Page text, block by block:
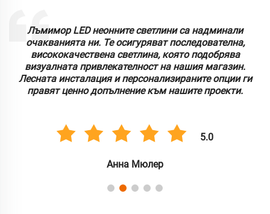
Лъмимор LED неонните светлини са надминали
очакванията ни. Те осигуряват последователна,
висококачествена светлина, която подобрява
визуалната привлекателност на нашия магазин.
Лесната инсталация и персонализираните опции ги
правят ценно допълнение към нашите проекти.
5.0
Анна Мюлер